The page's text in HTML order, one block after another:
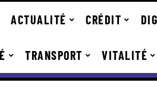
ACTUALITÉ CRÉDIT
TRANSPORT VITALITÉ